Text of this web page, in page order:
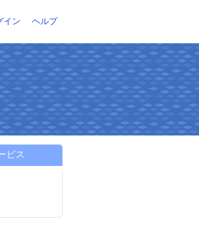
イン ヘルプ
ビス